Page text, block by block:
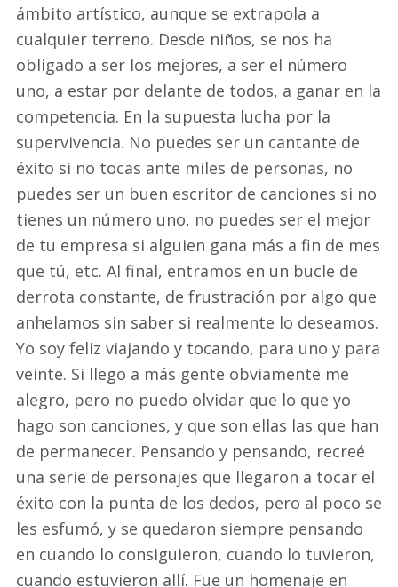
ámbito artístico, aunque se extrapola a
cualquier terreno. Desde niños, se nos ha
obligado a ser los mejores, a ser el número
uno, a estar por delante de todos, a ganar en la
competencia. En la supuesta lucha por la
supervivencia. No puedes ser un cantante de
éxito si no tocas ante miles de personas, no
puedes ser un buen escritor de canciones si no
tienes un número uno, no puedes ser el mejor
de tu empresa si alguien gana más a fin de mes
que tú, etc. Al final, entramos en un bucle de
derrota constante, de frustración por algo que
anhelamos sin saber si realmente lo deseamos.
Yo soy feliz viajando y tocando, para uno y para
veinte. Si llego a más gente obviamente me
alegro, pero no puedo olvidar que lo que yo
hago son canciones, y que son ellas las que han
de permanecer. Pensando y pensando, recreé
una serie de personajes que llegaron a tocar el
éxito con la punta de los dedos, pero al poco se
les esfumó, y se quedaron siempre pensando
en cuando lo consiguieron, cuando lo tuvieron,
cuando estuvieron allí. Fue un homenaje en